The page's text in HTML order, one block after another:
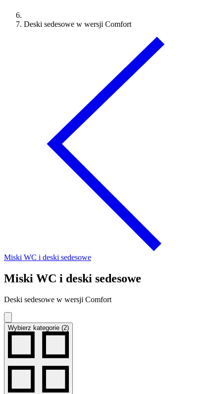
Deski sedesowe w wersji Comfort
Miski WC i deski sedesowe
Miski WC i deski sedesowe
Deski sedesowe w wersji Comfort
Wybierz kategorie (2)